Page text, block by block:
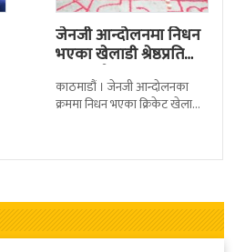
जेनजी आन्दोलनमा निधन
भएका खेलाडी श्रेष्ठप्रति
श्रद्धाञ्जली
काठमाडौं । जेनजी आन्दोलनका
क्रममा निधन भएका क्रिकेट खेलाडी
त्रिपुरेश्वरस्थीत राष्ट्रिय खेलकुद